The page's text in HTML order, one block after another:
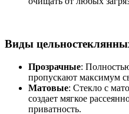
Виды
Прозрачные:
пропускают максимум
Матовые: Стекло с
создает мягкое
приватность.